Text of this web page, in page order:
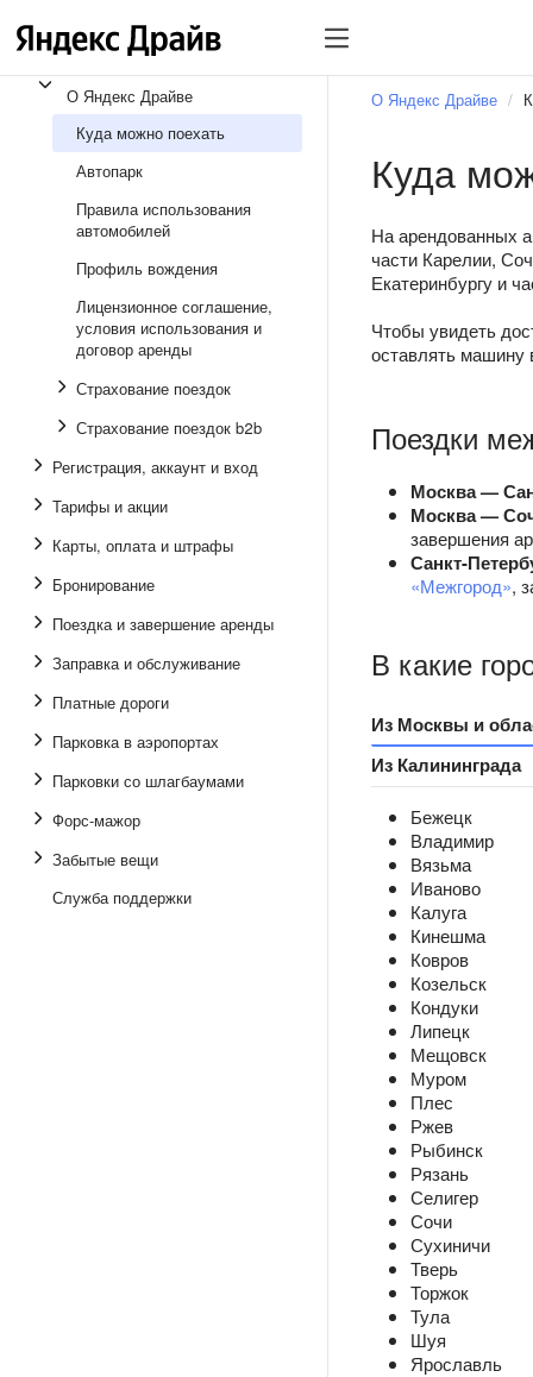
О Яндекс Драйве
Куда можно поехать
Автопарк
Правила использования
автомобилей
Профиль вождения
Лицензионное соглашение,
условия использования и
договор аренды
Страхование поездок
Страхование поездок b2b
Регистрация, аккаунт и вход
Тарифы и акции
Карты, оплата и штрафы
Бронирование
Поездка и завершение аренды
Заправка и обслуживание
Платные дороги
Парковка в аэропортах
Парковки со шлагбаумами
Форс-мажор
Забытые вещи
Служба поддержки
О Яндекс Драйве
Куда
На арендованных
части Карелии,
Екатеринбургу и
Чтобы увидеть
оставлять машину
Поездки
Москва —
Москва —
завершения
Санкт-
«Межгород»,
В какие
Из Москвы и
Из Калининграда
Бежецк
Владимир
Вязьма
Иваново
Калуга
Кинешма
Ковров
Козельск
Кондуки
Липецк
Мещовск
Муром
Плес
Ржев
Рыбинск
Рязань
Селигер
Сочи
Сухиничи
Тверь
Торжок
Тула
Шуя
Ярославль